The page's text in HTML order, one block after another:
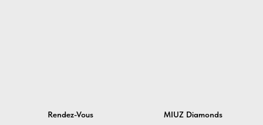
Rendez-Vous MIUZ Diamonds